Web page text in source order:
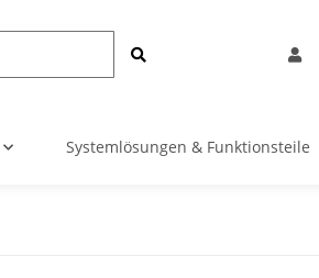
Systemlösungen & Funktionsteile